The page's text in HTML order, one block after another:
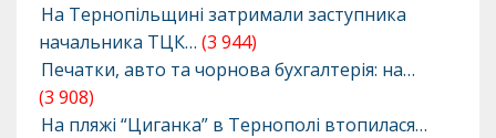
На Тернопільщині затримали заступника
начальника ТЦК… (3 944)
Печатки, авто та чорнова бухгалтерія: на…
(3 908)
На пляжі “Циганка” в Тернополі втопилася…